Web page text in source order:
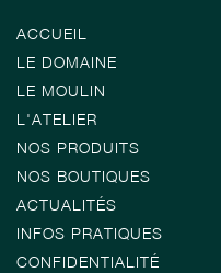
ACCUEIL
LE DOMAINE
LE MOULIN
L'ATELIER
NOS PRODUITS
NOS BOUTIQUES
ACTUALITÉS
INFOS PRATIQUES
CONFIDENTIALITÉ